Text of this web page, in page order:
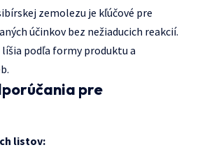
zemolezu je kľúčové pre
účinkov bez nežiaducich reakcií.
líšia podľa formy produktu a
pre
listov: